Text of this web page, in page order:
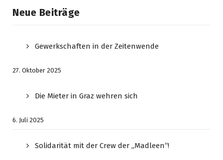
Neue Beiträge
Gewerkschaften in der Zeitenwende
27. Oktober 2025
Die Mieter in Graz wehren sich
6. Juli 2025
Solidarität mit der Crew der „Madleen“!